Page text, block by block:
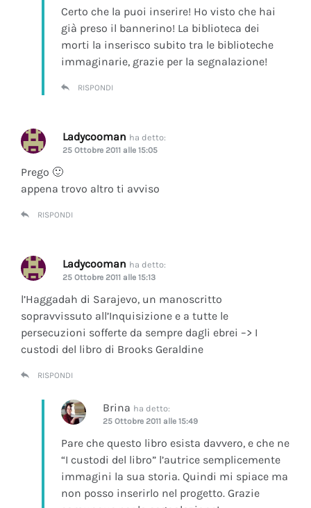
Certo che la puoi inserire! Ho visto che hai
già preso il bannerino! La biblioteca dei
morti la inserisco subito tra le biblioteche
immaginarie, grazie per la segnalazione!
RISPONDI
Ladycooman ha detto:
25 Ottobre 2011 alle 15:05
Prego 🙂
appena trovo altro ti avviso
RISPONDI
Ladycooman ha detto:
25 Ottobre 2011 alle 15:13
l’Haggadah di Sarajevo, un manoscritto
sopravvissuto all’Inquisizione e a tutte le
persecuzioni sofferte da sempre dagli ebrei –> I
custodi del libro di Brooks Geraldine
RISPONDI
Brina ha detto:
25 Ottobre 2011 alle 15:49
Pare che questo libro esista davvero, e che ne
“I custodi del libro” l’autrice semplicemente
immagini la sua storia. Quindi mi spiace ma
non posso inserirlo nel progetto. Grazie